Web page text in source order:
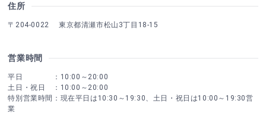
住所
〒204-0022 東京都清瀬市松山3丁目18-15
営業時間
平日 ：10:00～20:00
土日・祝日 ：10:00～20:00
特別営業時間：現在平日は10:30～19:30、土日・祝日は10:00～19:30営
業